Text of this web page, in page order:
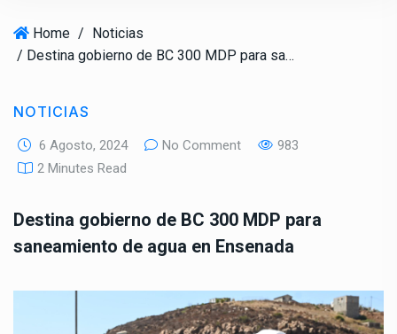
Home / Noticias
/ Destina gobierno de BC 300 MDP para saneamiento de agua en Ensenada
NOTICIAS
6 Agosto, 2024 No Comment
983
2 Minutes Read
Destina gobierno de BC 300 MDP para
saneamiento de agua en Ensenada